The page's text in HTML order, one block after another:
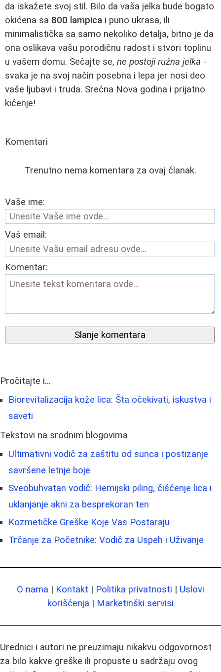
da iskažete svoj stil. Bilo da vaša jelka bude bogato
okićena sa 800 lampica i puno ukrasa, ili
minimalistička sa samo nekoliko detalja, bitno je da
ona oslikava vašu porodičnu radost i stvori toplinu
u vašem domu. Sečajte se, ne postoji ružna jelka -
svaka je na svoj način posebna i lepa jer nosi deo
vaše ljubavi i truda. Srećna Nova godina i prijatno
kićenje!
Komentari
Trenutno nema komentara za ovaj članak.
Vaše ime:
Vaš email:
Komentar:
Slanje komentara
Pročitajte i...
Biorevitalizacija kože lica: Šta očekivati, iskustva i
saveti
Tekstovi na srodnim blogovima
Ultimativni vodič za zaštitu od sunca i postizanje
savršene letnje boje
Sveobuhvatan vodič: Hemijski piling, čišćenje lica i
uklanjanje akni za besprekoran ten
Kozmetičke Greške Koje Vas Postaraju
Trčanje za Početnike: Vodič za Uspeh i Uživanje
O nama | Kontakt | Politika privatnosti | Uslovi
korišćenja | Marketinški servisi
Urednici i autori ne preuzimaju nikakvu odgovornost
za bilo kakve greške ili propuste u sadržaju ovog